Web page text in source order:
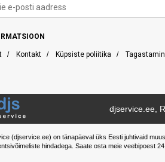
/ Kontakt / Küpsiste poliitika /
djservice.ee,
(djservice.ee) on tänapäeval üks Eesti juhtivaid
hindadega. Saate osta meie veebipoest